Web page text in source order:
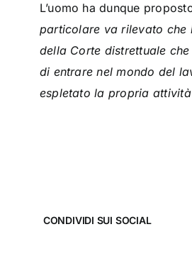
L’uomo ha dunque
particolare va rilevato che
della Corte distrettuale
di entrare nel mondo del
espletato la propria attività
CONDIVIDI SUI SOCIAL